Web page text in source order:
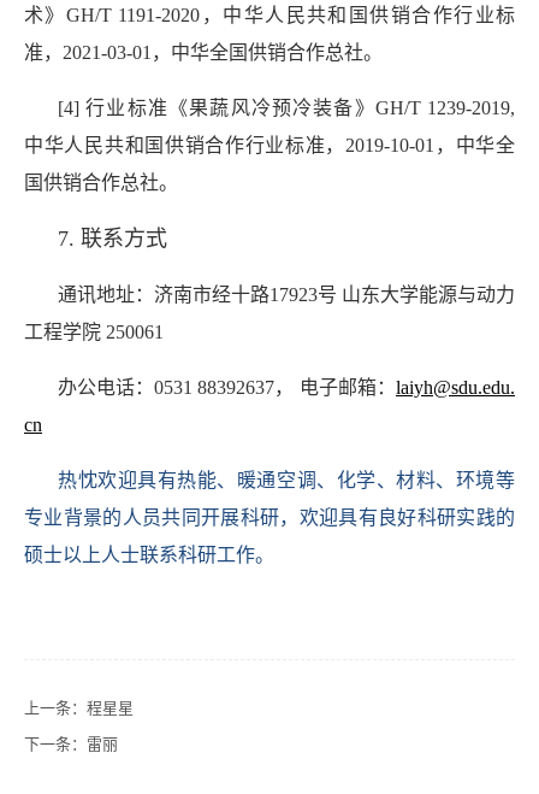
术》GH/T 1191-2020，中华人民共和国供销合作行业标
准，2021-03-01，中华全国供销合作总社。
[4] 行业标准《果蔬风冷预冷装备》GH/T 1239-2019,
中华人民共和国供销合作行业标准，2019-10-01，中华全
国供销合作总社。
7. 联系方式
通讯地址：济南市经十路17923号 山东大学能源与动力
工程学院 250061
办公电话：0531 88392637， 电子邮箱： laiyh@sdu.edu.
cn
热忱欢迎具有热能、暖通空调、化学、材料、环境等
专业背景的人员共同开展科研，欢迎具有良好科研实践的
硕士以上人士联系科研工作。
上一条： 程星星
下一条： 雷丽